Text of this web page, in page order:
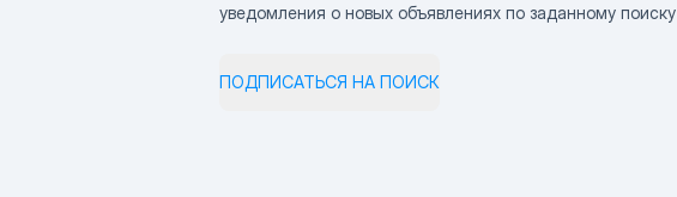
уведомления о новых объявлениях по заданному поиску
ПОДПИСАТЬСЯ НА ПОИСК